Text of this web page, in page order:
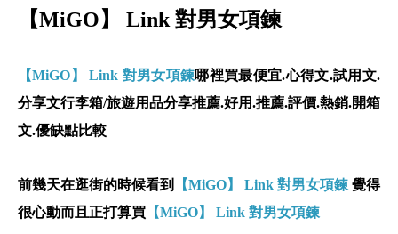
【MiGO】 Link 對男女項鍊
【MiGO】 Link 對男女項鍊哪裡買最便宜.心得文.試用文.
分享文行李箱/旅遊用品分享推薦.好用.推薦.評價.熱銷.開箱
文.優缺點比較
前幾天在逛街的時候看到 【MiGO】 Link 對男女項鍊 覺得
很心動而且正打算買 【MiGO】 Link 對男女項鍊